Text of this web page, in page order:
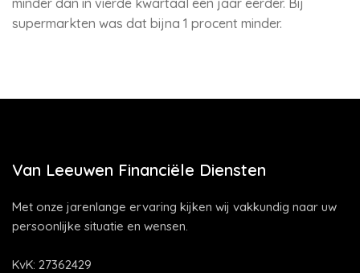
minder dan in vierde kwartaal een jaar eerder. Bij
supermarkten was dat bijna 1 procent minder.
Van Leeuwen Financiële Diensten
Met onze jarenlange ervaring kijken wij vakkundig naar uw
persoonlijke situatie en wensen.
KvK: 27362429